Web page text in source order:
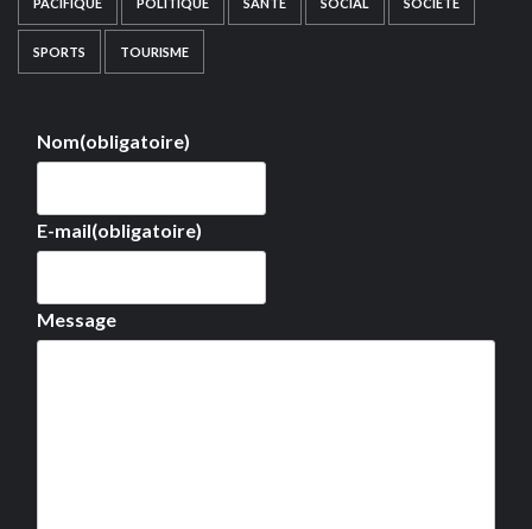
SPORTS TOURISME
Nom(obligatoire)
E-mail(obligatoire)
Message